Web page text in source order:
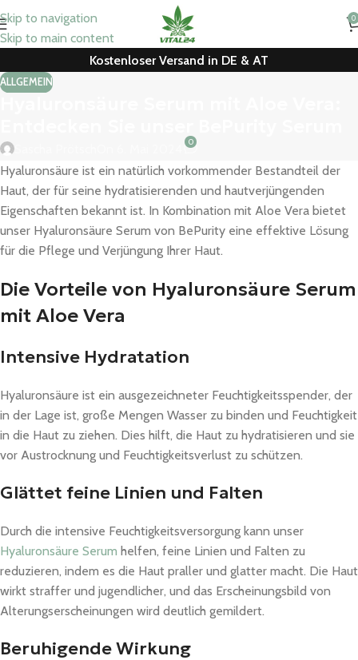
Skip to navigation
Skip to main content
0
Kostenloser Versand in DE & AT
ALLGEMEIN
0
Hyaluronsäure ist ein natürlich vorkommender Bestandteil der
Haut, der für seine hydratisierenden und hautverjüngenden
Eigenschaften bekannt ist. In Kombination mit Aloe Vera bietet
unser Hyaluronsäure Serum von BePurity eine effektive Lösung
für die Pflege und Verjüngung Ihrer Haut.
Die Vorteile von Hyaluronsäure Serum
mit Aloe Vera
Intensive Hydratation
Hyaluronsäure ist ein ausgezeichneter Feuchtigkeitsspender, der
in der Lage ist, große Mengen Wasser zu binden und Feuchtigkeit
in die Haut zu ziehen. Dies hilft, die Haut zu hydratisieren und sie
vor Austrocknung und Feuchtigkeitsverlust zu schützen.
Glättet feine Linien und Falten
Durch die intensive Feuchtigkeitsversorgung kann unser
Hyaluronsäure Serum helfen, feine Linien und Falten zu
reduzieren, indem es die Haut praller und glatter macht. Die Haut
wirkt straffer und jugendlicher, und das Erscheinungsbild von
Alterungserscheinungen wird deutlich gemildert.
Beruhigende Wirkung